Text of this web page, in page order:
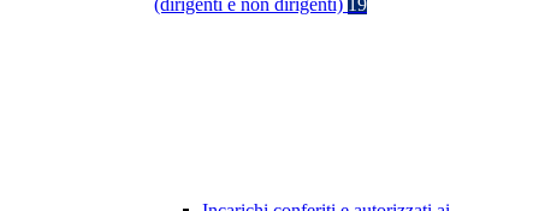
(dirigenti e non dirigenti) 19